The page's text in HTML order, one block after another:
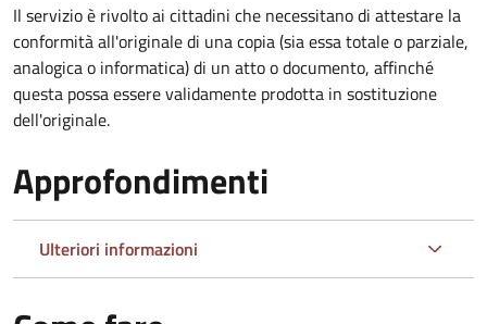
Il servizio è rivolto ai cittadini che necessitano di attestare la
conformità all'originale di una copia (sia essa totale o parziale,
analogica o informatica) di un atto o documento, affinché
questa possa essere validamente prodotta in sostituzione
dell'originale.
Approfondimenti
Ulteriori informazioni